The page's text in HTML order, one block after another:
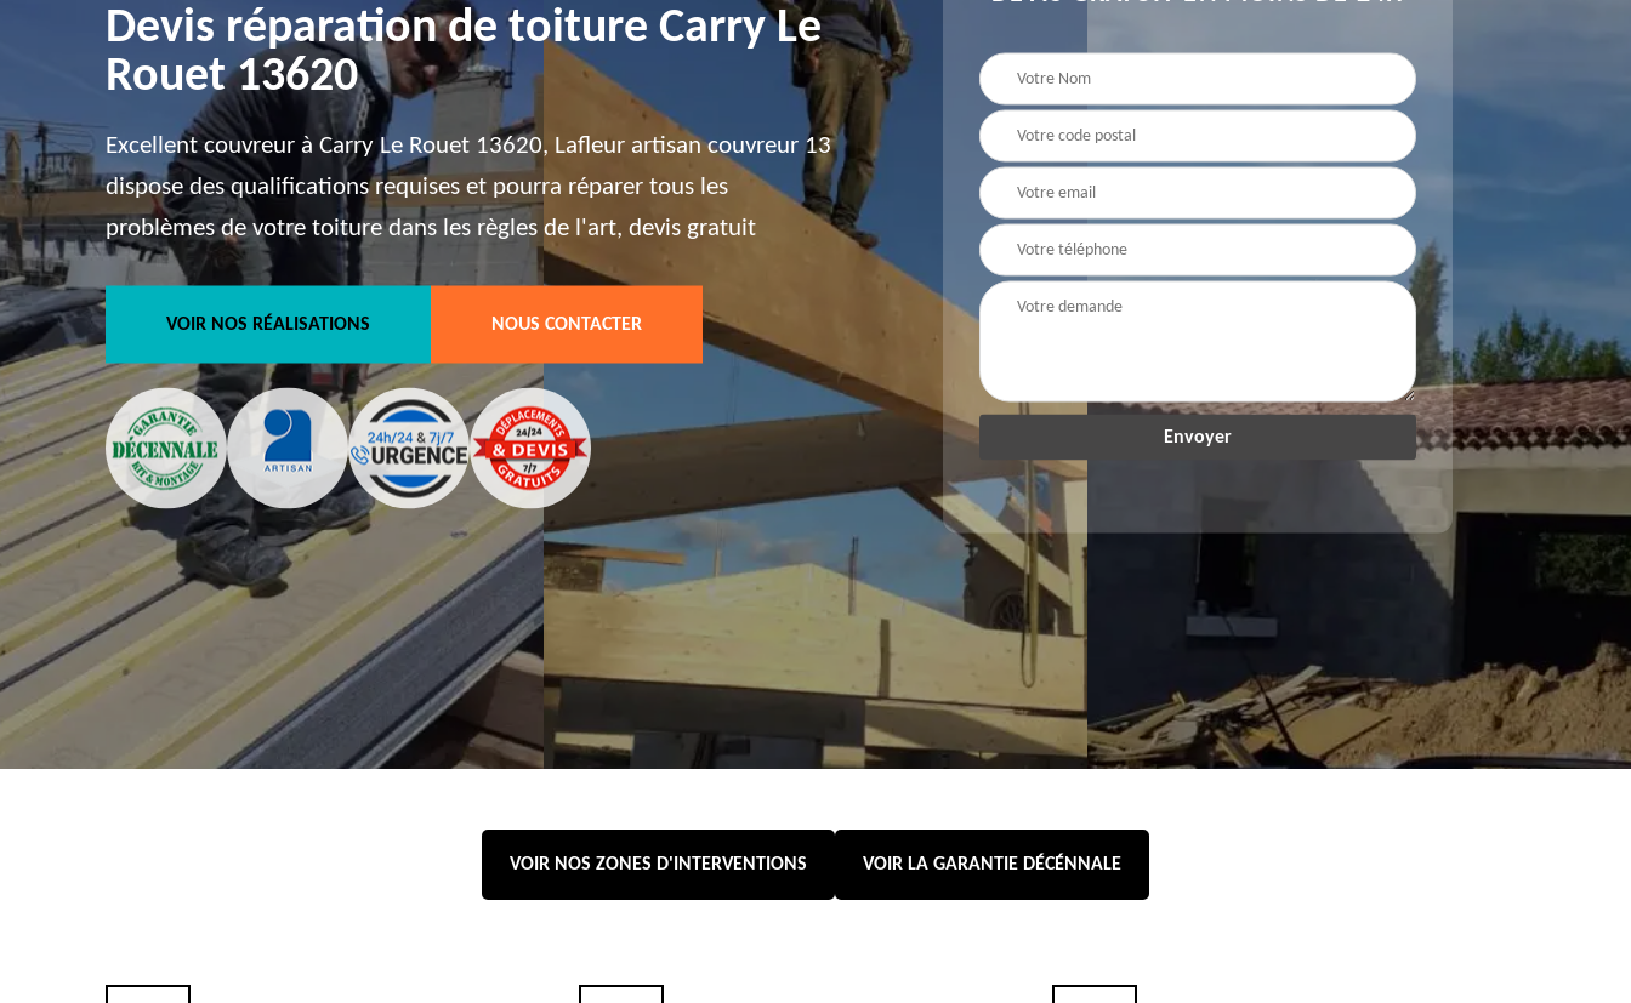
Devis réparation de toiture Carry Le
Rouet 13620
Excellent couvreur à Carry Le Rouet 13620, Lafleur artisan couvreur 13
dispose des qualifications requises et pourra réparer tous les
problèmes de votre toiture dans les règles de l'art, devis gratuit
VOIR NOS RÉALISATIONS NOUS CONTACTER
VOIR NOS ZONES D'INTERVENTIONS VOIR LA GARANTIE DÉCÉNNALE